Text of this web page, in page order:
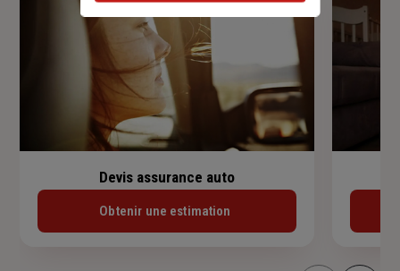
Devis assurance auto
Obtenir une estimation